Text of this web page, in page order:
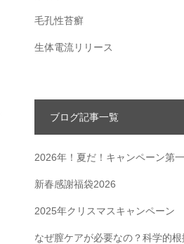
毛孔性苔癬
生体電流リリース
ブログ記事一覧
2026年！夏だ！キャンペーン第
新春感謝福袋2026
2025年クリスマスキャンペーン
なぜ膣ケアが必要なの？科学的